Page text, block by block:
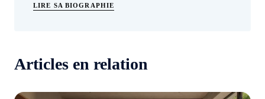
LIRE SA BIOGRAPHIE
Articles en relation